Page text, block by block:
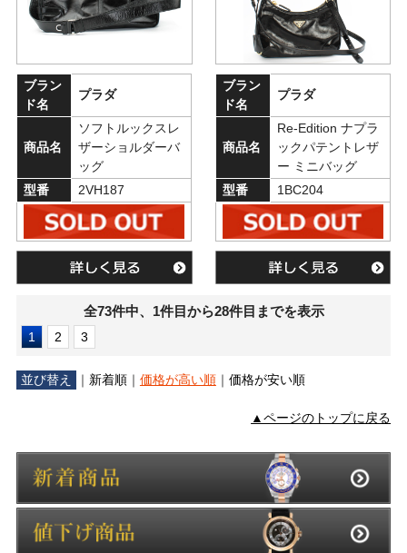
ブラン
ド名
プラダ
商品名
ソフトルックスレ
ザーショルダーバ
ッグ
型番
2VH187
ブラン
ド名
プラダ
商品名
Re-Edition ナプラ
ックパテントレザ
ー ミニバッグ
型番
1BC204
全73件中、1件目から28件目までを表示
1 2 3
並び替え ｜ 新着順｜ 価格が高い順｜ 価格が安い順
▲ページのトップに戻る